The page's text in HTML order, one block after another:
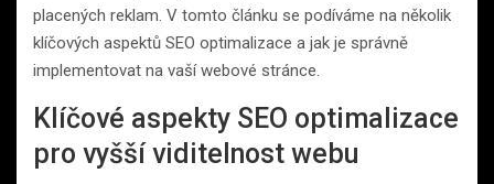
placených reklam. V tomto článku se podíváme na několik
klíčových aspektů SEO optimalizace a jak je správně
implementovat na vaší webové stránce.
Klíčové aspekty SEO optimalizace
pro vyšší viditelnost webu